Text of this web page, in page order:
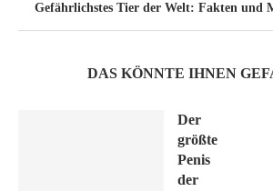
Gefährlichstes Tier der Welt: Fakten und
DAS KÖNNTE IHNEN
Der
größte
Penis
der